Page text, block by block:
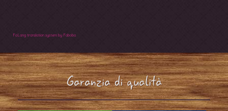
FaLang translation system by Faboba
Garanzia di qualità